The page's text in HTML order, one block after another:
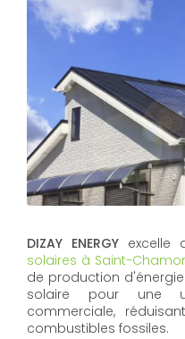
DIZAY ENERGYexcelle
solaires à Saint-
de production
solaire pour une
commerciale,
combustibles fossiles.